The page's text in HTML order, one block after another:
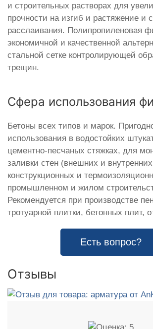
и строительных растворах для
прочности на изгиб и растяжение и
расслаивания. Полипропиленовая
экономичной и качественной
стальной сетке контролирующей
трещин.
Сфера использования
Бетоны всех типов и марок.
использования в водостойких
цементно-песчаных стяжках, для
заливки стен (внешних и
конструкционных и
промышленном и жилом
Рекомендуется при производстве
тротуарной плитки, бетонных плит,
Есть вопрос?
Отзывы